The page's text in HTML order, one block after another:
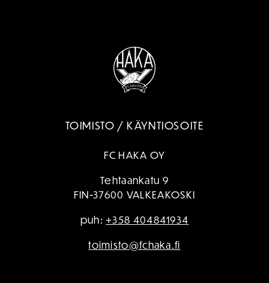
TOIMISTO / KÄYNTIOSOITE
FC HAKA OY
Tehtaankatu 9
FIN-37600 VALKEAKOSKI
puh:+358 404841934
toimisto@fchaka.fi